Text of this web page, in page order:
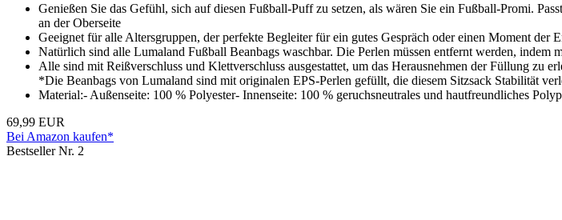
Genießen Sie das Gefühl, sich auf diesen Fußball-Puff zu setzen, als wären Sie ein Fußball-Promi.
an der Oberseite
Geeignet für alle Altersgruppen, der perfekte Begleiter für ein gutes Gespräch oder einen Moment
Natürlich sind alle Lumaland Fußball Beanbags waschbar. Die Perlen müssen entfernt werden, indem
Alle sind mit Reißverschluss und Klettverschluss ausgestattet, um das Herausnehmen der Füllung zu
*Die Beanbags von Lumaland sind mit originalen EPS-Perlen gefüllt, die diesem Sitzsack Stabilität
Material:- Außenseite: 100 % Polyester- Innenseite: 100 % geruchsneutrales und hautfreundliches
69,99 EUR
Bei Amazon kaufen*
Bestseller Nr. 2